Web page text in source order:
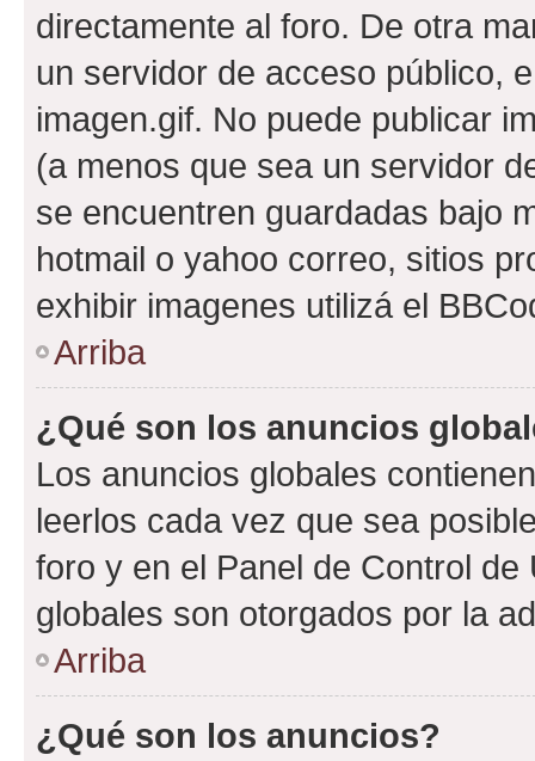
directamente al foro. De otra
un servidor de acceso público,
imagen.gif. No puede publicar
(a menos que sea un servidor
se encuentren guardadas bajo
hotmail o yahoo correo, sitios
exhibir imagenes utilizá el
Arriba
¿Qué son los anuncios
Los anuncios globales
leerlos cada vez que sea
foro y en el Panel de Control
globales son otorgados por la
Arriba
¿Qué son los anuncios?